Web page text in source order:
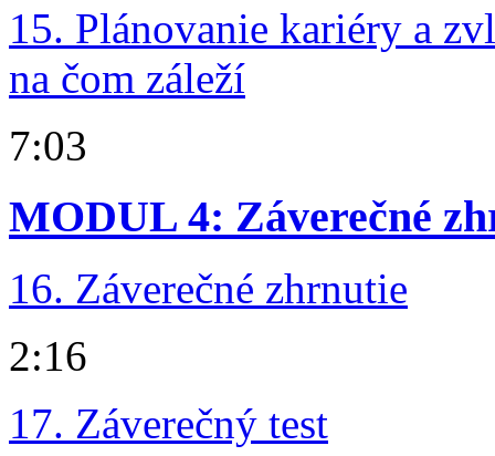
15. Plánovanie kariéry a
na čom záleží
7:03
MODUL 4: Záverečné
16. Záverečné zhrnutie
2:16
17. Záverečný test